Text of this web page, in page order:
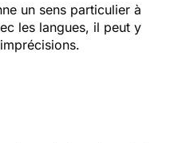
un sens particulier à
les langues, il peut y